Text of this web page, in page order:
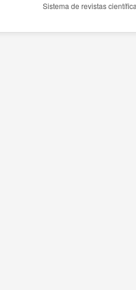
Sistema de revistas